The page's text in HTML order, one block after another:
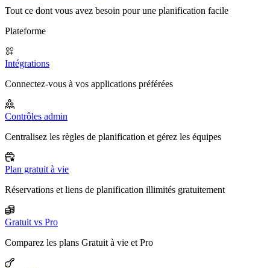
Tout ce dont vous avez besoin pour une planification facile
Plateforme
Intégrations
Connectez-vous à vos applications préférées
Contrôles admin
Centralisez les règles de planification et gérez les équipes
Plan gratuit à vie
Réservations et liens de planification illimités gratuitement
Gratuit vs Pro
Comparez les plans Gratuit à vie et Pro